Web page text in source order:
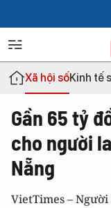
Xã hội sốKinh tế
Gần 65 tỷ
cho người
Nẵng
VietTimes –